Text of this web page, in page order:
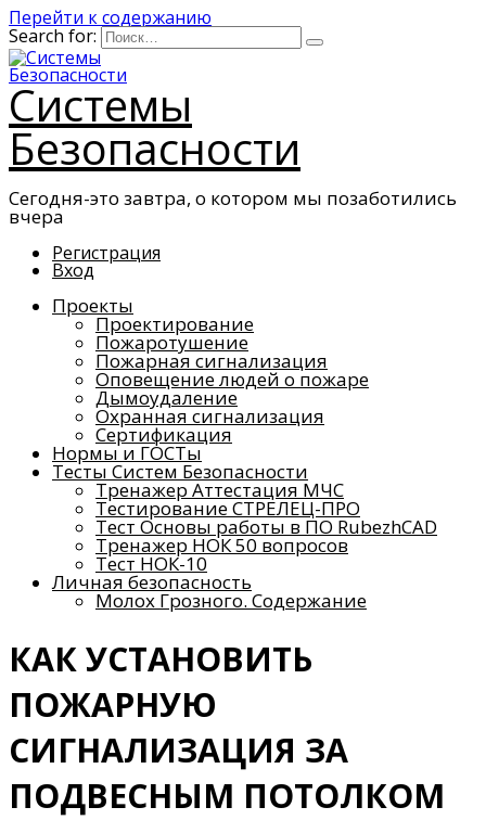
Перейти к содержанию
Search for:
Системы
Безопасности
Сегодня-это завтра, о котором мы позаботились
вчера
Регистрация
Вход
Проекты
Проектирование
Пожаротушение
Пожарная сигнализация
Оповещение людей о пожаре
Дымоудаление
Охранная сигнализация
Сертификация
Нормы и ГОСТы
Тесты Систем Безопасности
Тренажер Аттестация МЧС
Тестирование СТРЕЛЕЦ-ПРО
Тест Основы работы в ПО RubezhCAD
Тренажер НОК 50 вопросов
Тест НОК-10
Личная безопасность
Молох Грозного. Содержание
КАК УСТАНОВИТЬ
ПОЖАРНУЮ
СИГНАЛИЗАЦИЯ ЗА
ПОДВЕСНЫМ ПОТОЛКОМ